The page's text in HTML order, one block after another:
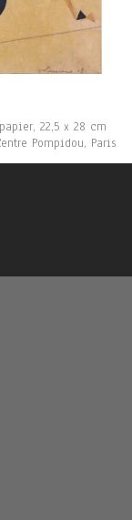
22,5 x 28 cm
Pompidou, Paris